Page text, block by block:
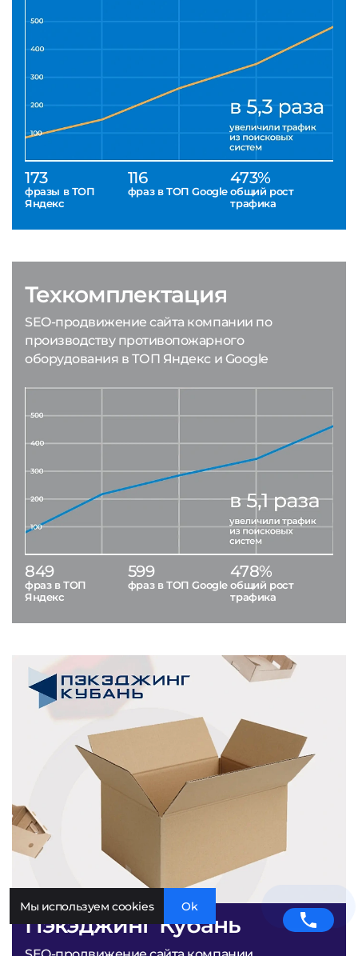
173
фразы в ТОП
Яндекс
116
фраз в ТОП Google
473%
общий рост
трафика
Пэкэджинг Кубань
Техкомплектация
SEO-продвижение сайта компании по
производству противопожарного
оборудования в ТОП Яндекс и Google
849
фраз в ТОП
Яндекс
599
фраз в ТОП Google
478%
общий рост
трафика
Мы используем cookies Ok